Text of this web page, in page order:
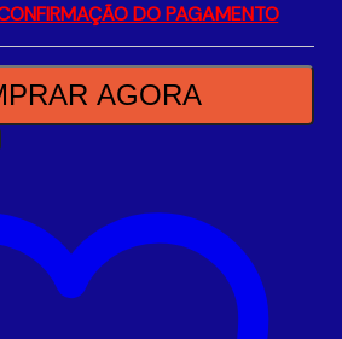
DO PAGAMENTO
AGORA